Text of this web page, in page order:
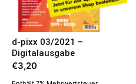
d-pixx 03/2021 –
Digitalausgabe
€3,20